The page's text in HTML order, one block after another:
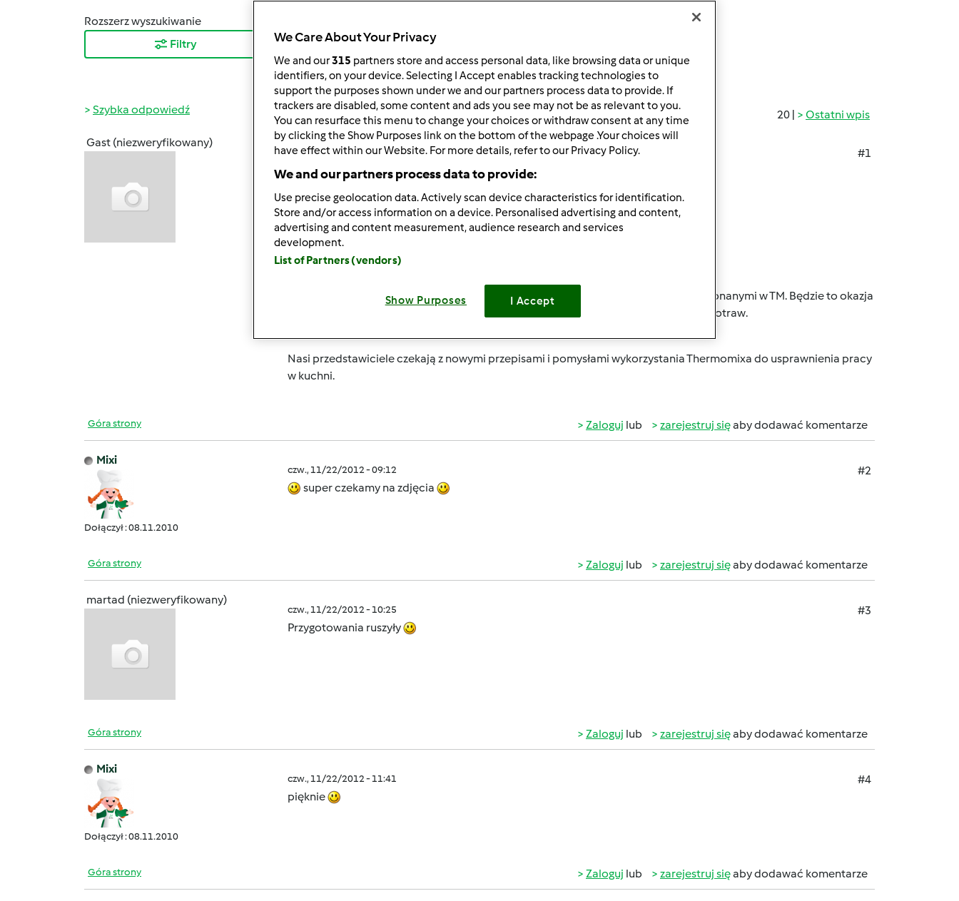
Rozszerz wyszukiwanie
Filtry
Najnowsze wyniki
20 | Ostatni wpis
Szybka odpowiedź
Gast (niezweryfikowany)
czw., 11/22/2012 - 08:51
#1
Szanowni Państwo,
Zapraszamy 25 listopada i 2 grudnia 2012r.
ul. Chłodnej 51 (budynek Warsaw Trade Tower – I piętro)
w godzinach 1100– 17
Przygotujemy dla Państwa stoły zastawione potrawami Bożonarodzeniowymi
, wykonanymi w TM. Będzie to okazja
podczas pracy oraz degustacji przygotowanych w nim potraw.
Nasi przedstawiciele czekają z nowymi przepisami i pomysłami wykorzystaniaThermomixa do usprawnienia pracy
w kuchni.
Góra strony Zaloguj lub zarejestruj sięaby dodawać komentarze
Mixi
Dołączył : 08.11.2010
czw., 11/22/2012 - 09:12
#2
super czekamy na zdjęcia
Góra strony Zaloguj lub zarejestruj sięaby dodawać komentarze
martad (niezweryfikowany)
czw., 11/22/2012 - 10:25
#3
Przygotowania ruszyły
Góra strony Zaloguj lub zarejestruj sięaby dodawać komentarze
Mixi
Dołączył : 08.11.2010
czw., 11/22/2012 - 11:41
#4
pięknie
Góra strony Zaloguj lub zarejestruj sięaby dodawać komentarze
We Care About Your Privacy
We and our315 partners store and access personal data, like browsing data or unique
identifiers, on your device. Selecting I Accept enables tracking technologies to
support the purposes shown under we and our partners process data to provide. If
trackers are disabled, some content and ads you see may not be as relevant to you.
You can resurface this menu to change your choices or withdraw consent at any time
by clicking the Show Purposes link on the bottom of the webpage .Your choices will
have effect within our Website. For more details, refer to our Privacy Policy.
We and our partners process data to provide:
Use precise geolocation data. Actively scan device characteristics for identification.
Store and/or access information on a device. Personalised advertising and content,
advertising and content measurement, audience research and services
development.
List of Partners (vendors)
Show Purposes I Accept